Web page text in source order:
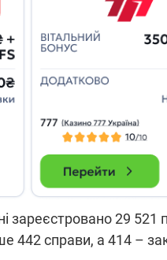
зареєстровано 29
442 справи, а 414 –
збір коштів на потреби
бригад ЗСУ